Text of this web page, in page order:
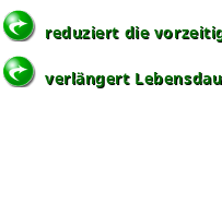
reduziert die
verlängert